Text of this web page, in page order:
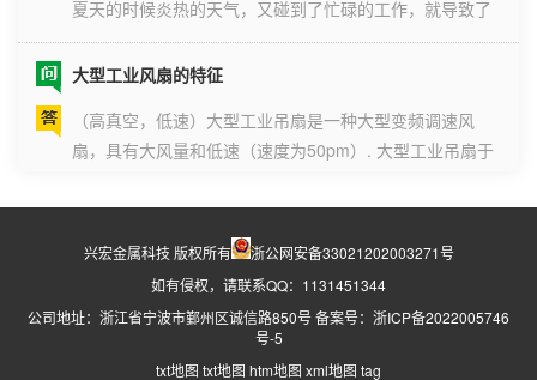
在工作的时候每一个人的情绪都会变得十分的焦躁，还有
安装了，但是要怎么样才能够去选到一款降温效果好的工
业大风扇呢?其实这也是一门非常...
扇，具有大风量和低速（速度为50pm）. 大型工业吊扇于
1995年在美国诞生. 该产品是专为节省高层建筑的能耗和
舒适度可以大大提...
工业大型风扇的优点:1.除空气分层外，节能效果显着；2.
安全性；3.微风自然，舒适的感觉；4.超大的空气循环
场；5.集通风降温于一体，除湿防霉；6.无级送风模式，
适应不同专业需求；7.静音操作大型工业风扇，安静无
扰；8.不占用地面空间.工业大型风扇的缺点:1.适用于高度
大型工业吊扇采购标准有哪些？
兴宏金属科技 版权所有
浙公网安备33021202003271号
如有侵权，请联系QQ：1131451344
公司地址：浙江省宁波市鄞州区诚信路850号 备案号： 浙ICP备2022005746
号-5
txt地图 txt地图 htm地图 xml地图 tag